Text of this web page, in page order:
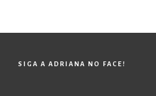
SIGA A ADRIANA NO FACE!